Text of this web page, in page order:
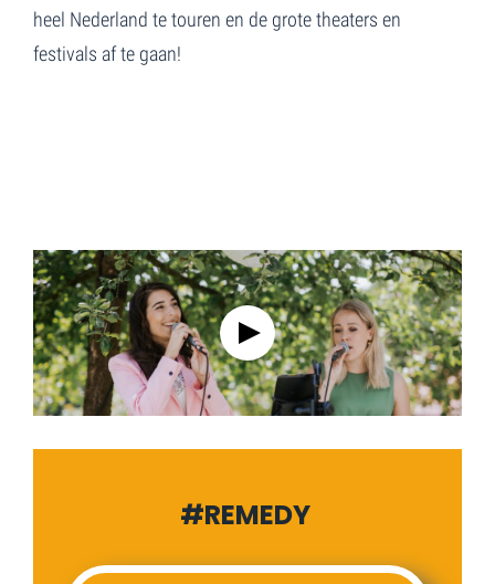
heel Nederland te touren en de grote theaters en
festivals af te gaan!
#REMEDY